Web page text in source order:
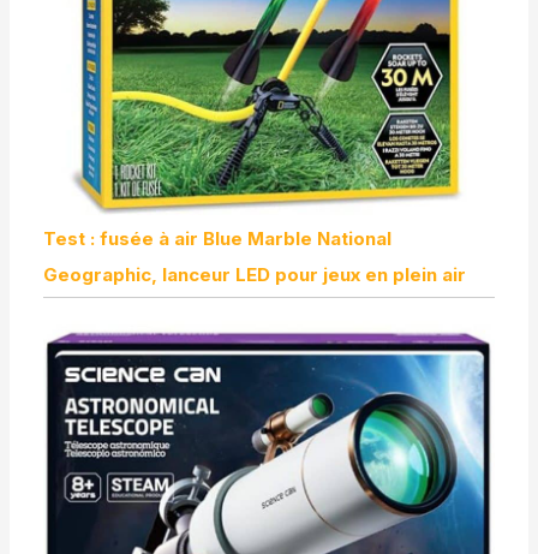
Test : fusée à air Blue Marble National
Geographic, lanceur LED pour jeux en plein air